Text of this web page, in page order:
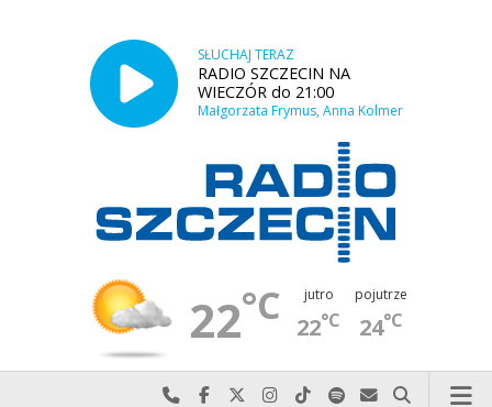
SŁUCHAJ TERAZ
RADIO SZCZECIN NA
WIECZÓR do 21:00
Małgorzata Frymus, Anna Kolmer
22°C jutro
22°C
pojutrze
24°C
Najlepiej po prostu do nas zadzwoń
Odwiedź nas na Facebook-u
Odwiedź nas na X
Odwiedź nas na Instagram-ie
Odwiedź nas na TikTok-u
Szukaj nas na Spotify
Wyślij do nas
Szukaj